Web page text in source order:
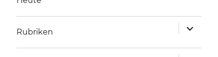
Rubriken
anzeigen